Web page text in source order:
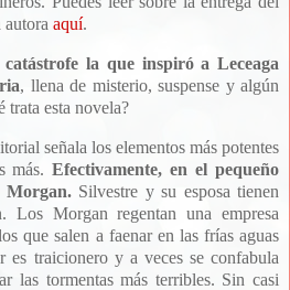
autora aquí.
catástrofe la que inspiró a Leceaga
, llena de misterio, suspense y algún
trata esta novela?
señala los elementos más potentes
más.Efectivamente, en el pequeño
Silvestre y su esposa tienen
Morgan regentan una empresa
que salen a faenar en las frías aguas
es traicionero y a veces se confabula
las tormentas más terribles. Sin casi